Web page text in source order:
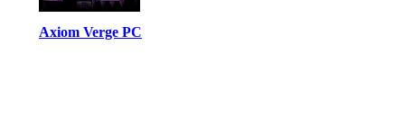
Axiom Verge PC